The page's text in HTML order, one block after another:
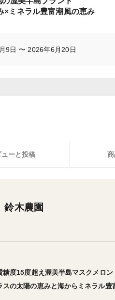
×ミネラル豊富潮風の恵み
9日 〜 2026年6月20日
ューと投稿
鈴木農園
糖度15度超え渥美半島マスクメロン
スの太陽の恵みと海からミネラル豊